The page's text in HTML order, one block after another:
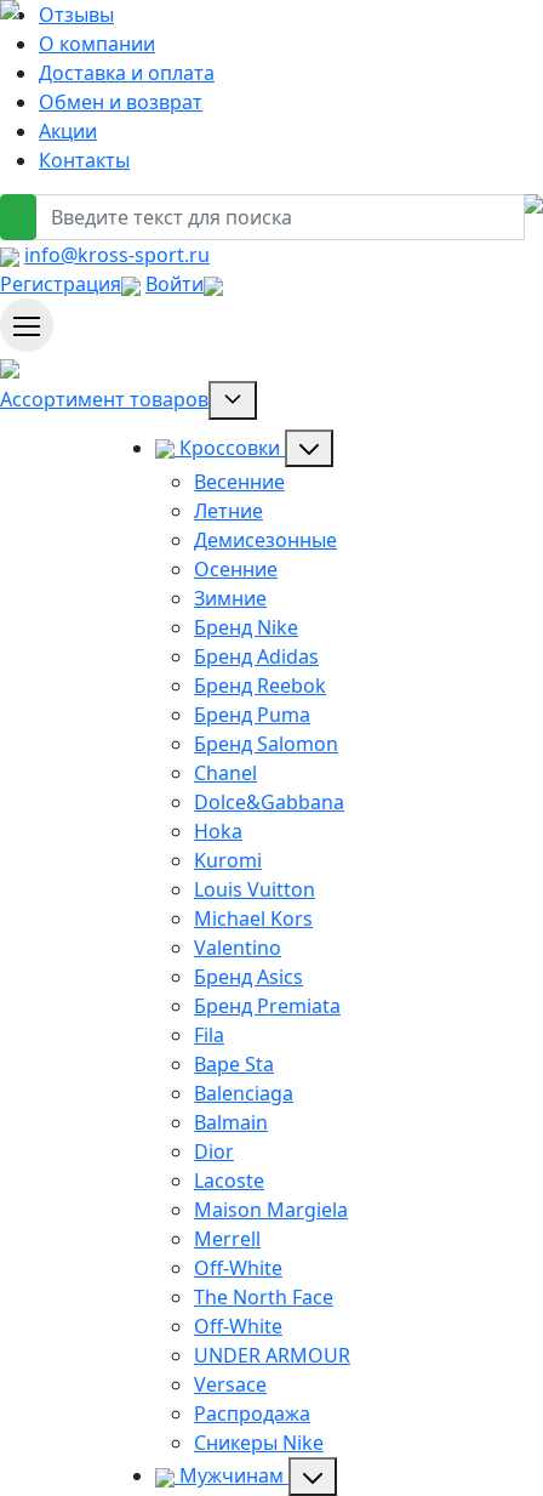
Отзывы
О компании
Доставка и оплата
Обмен и возврат
Акции
Контакты
info@kross-sport.ru
Регистрация
Войти
Ассортимент товаров
Кроссовки
Весенние
Летние
Демисезонные
Осенние
Зимние
Бренд Nike
Бренд Adidas
Бренд Reebok
Бренд Puma
Бренд Salomon
Chanel
Dolce&Gabbana
Hoka
Kuromi
Louis Vuitton
Michael Kors
Valentino
Бренд Asics
Бренд Premiata
Fila
Bape Sta
Balenciaga
Balmain
Dior
Lacoste
Maison Margiela
Merrell
Off-White
The North Face
Off-White
UNDER ARMOUR
Versace
Распродажа
Сникеры Nike
Мужчинам